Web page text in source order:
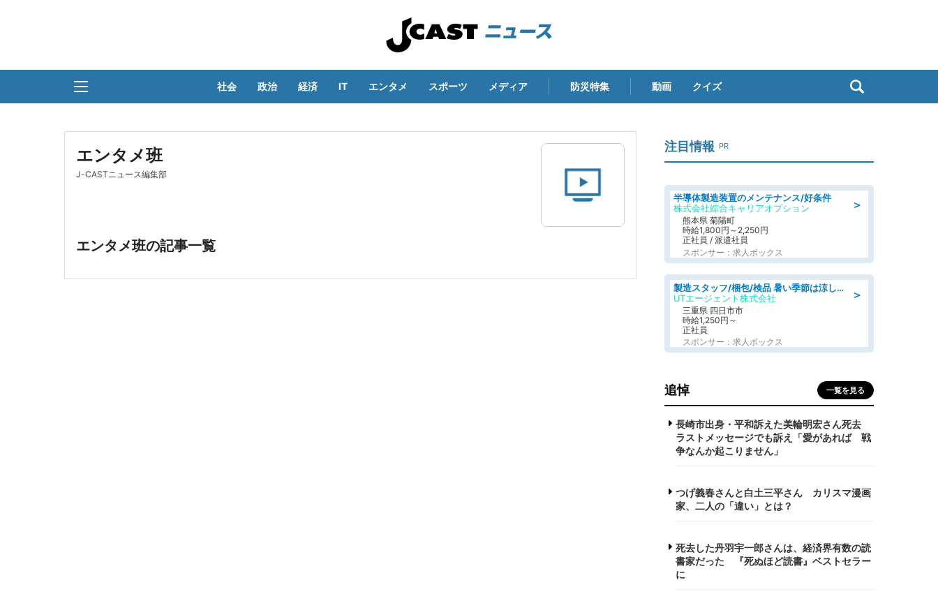
社会 政治 経済 IT エンタメ スポーツ メディア 防災特集 動画 クイズ
エンタメ班
J-CASTニュース編集部
エンタメ班の記事一覧
注目情報 PR
＞
半導体製造装置のメンテナンス/好条件
株式会社綜合キャリアオプション
熊本県 菊陽町
時給1,800円～2,250円
正社員 / 派遣社員
スポンサー：求人ボックス
＞
製造スタッフ/梱包/検品 暑い季節は涼しい時間に賢く稼ぐ 未経験でも月収29万円
UTエージェント株式会社
三重県 四日市市
時給1,250円～
正社員
スポンサー：求人ボックス
追悼 一覧を見る
長崎市出身・平和訴えた美輪明宏さん死去
ラストメッセージでも訴え「愛があれば 戦
争なんか起こりません」
つげ義春さんと白土三平さん カリスマ漫画
家、二人の「違い」とは？
死去した丹羽宇一郎さんは、経済界有数の読
書家だった 『死ぬほど読書』ベストセラー
に